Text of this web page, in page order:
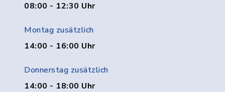
08:00 - 12:30 Uhr
Montag zusätzlich
14:00 - 16:00 Uhr
Donnerstag zusätzlich
14:00 - 18:00 Uhr